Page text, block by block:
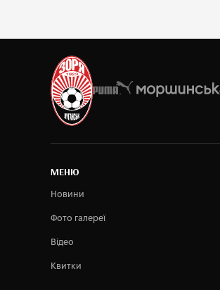
MEНЮ
Новини
Фото галереї
Відео
Квитки